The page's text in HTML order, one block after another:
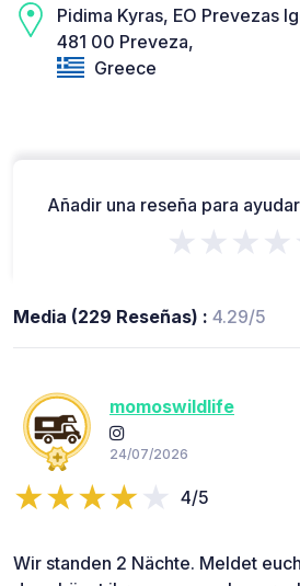
Pidima Kyras, EO Prevezas
481 00 Preveza,
Greece
Añadir una reseña para
Media (229 Reseñas) : 4.29/5
momoswildlife
24/07/2026
4/5
Wir standen 2 Nächte. Meldet